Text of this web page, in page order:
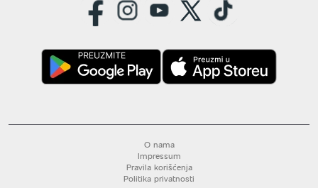
O nama
Impressum
Pravila korišćenja
Politika privatnosti